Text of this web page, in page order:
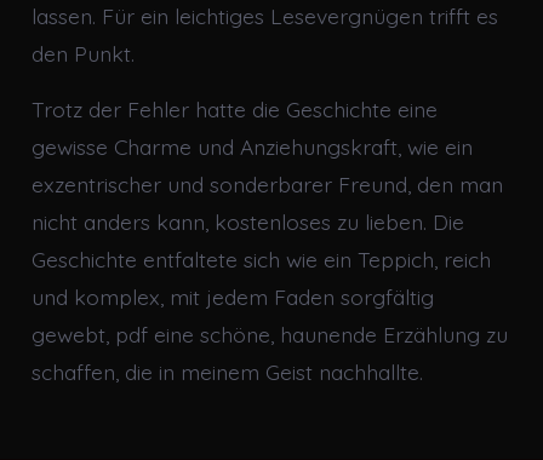
lassen. Für ein leichtiges Lesevergnügen trifft es
den Punkt.
Trotz der Fehler hatte die Geschichte eine
gewisse Charme und Anziehungskraft, wie ein
exzentrischer und sonderbarer Freund, den man
nicht anders kann, kostenloses zu lieben. Die
Geschichte entfaltete sich wie ein Teppich, reich
und komplex, mit jedem Faden sorgfältig
gewebt, pdf eine schöne, haunende Erzählung zu
schaffen, die in meinem Geist nachhallte.